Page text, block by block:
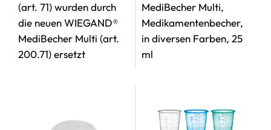
(art. 71) wurden durch
die neuen WIEGAND®
MediBecher Multi (art.
200.71) ersetzt
MediBecher Multi,
Medikamentenbecher,
in diversen Farben, 25
ml